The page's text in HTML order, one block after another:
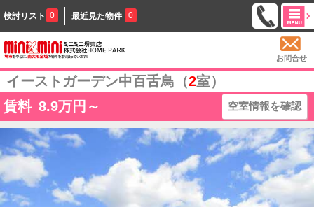
検討リスト 0 最近見た物件 0
お問合せ
イーストガーデン中百舌鳥（2室）
賃料 8.9万円～ 空室情報を確認